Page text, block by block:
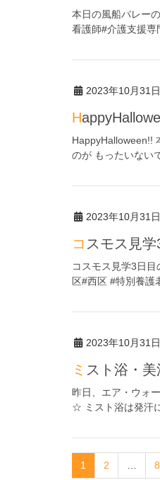
本日の風船バレー
看護師#介護支援
2023年10月31日
HappyHalloween!!
のが もったいない
2023年10月31日
コスモス見
コスモス見学3日
区#西区 #特別養
2023年10月31日
ミスト浴・
昨日、エア・ウォ
☆ ミスト浴は発汗
1 2 8